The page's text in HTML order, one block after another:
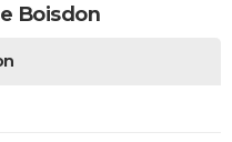
Boisdon